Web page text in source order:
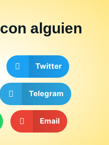
con alguien
Twitter
Telegram
Email